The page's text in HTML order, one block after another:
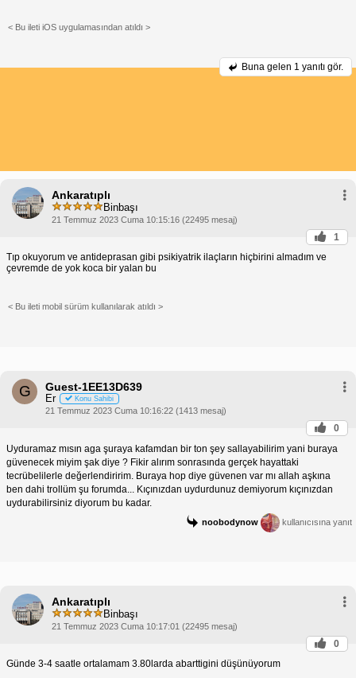
< Bu ileti iOS uygulamasından atıldı >
Buna gelen 1 yanıtı gör.
Ankaratıplı
Binbaşı
21 Temmuz 2023 Cuma 10:15:16 (22495 mesaj)
1
Tıp okuyorum ve antideprasan gibi psikiyatrik ilaçların hiçbirini almadım ve
çevremde de yok koca bir yalan bu
< Bu ileti mobil sürüm kullanılarak atıldı >
G Guest-1EE13D639
Er Konu Sahibi
21 Temmuz 2023 Cuma 10:16:22 (1413 mesaj)
0
Uyduramaz mısın aga şuraya kafamdan bir ton şey sallayabilirim yani buraya
güvenecek miyim şak diye ? Fikir alırım sonrasında gerçek hayattaki
tecrübelilerle değerlendiririm. Buraya hop diye güvenen var mı allah aşkına
ben dahi trollüm şu forumda... Kıçınızdan uydurdunuz demiyorum kıçınızdan
uydurabilirsiniz diyorum bu kadar.
noobodynow kullanıcısına yanıt
Ankaratıplı
Binbaşı
21 Temmuz 2023 Cuma 10:17:01 (22495 mesaj)
0
Günde 3-4 saatle ortalamam 3.80larda abarttigini düşünüyorum